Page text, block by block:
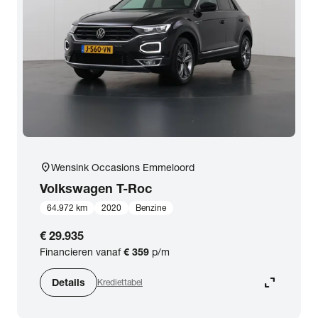
Merk & Model
Prijs
Bouwjaar
location_onWensink Occasions Emmeloord
Volkswagen T-Roc
64.972 km 2020 Benzine
€ 29.935
Financieren vanaf€ 359 p/m
Details Krediettabel expand_content